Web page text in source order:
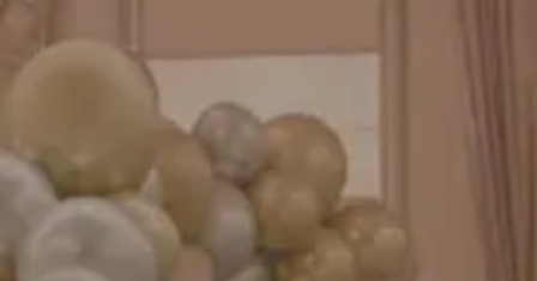
成人式バルーン特集